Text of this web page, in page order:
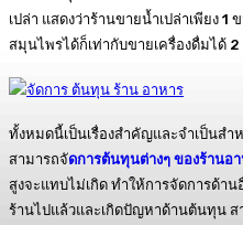
เปล่า แสดงว่าร้านขายน้ำเปล่าเพียง
สมุนไพรได้ก็เท่ากับขายเครื่องดื่มได้ 2
ทั้งหมดนี้เป็นเรื่องสำคัญและจำเป็นสำ
สามารถจัดการต้นทุนต่างๆ ของร้านอ
สูงจะแทบไม่เกิด ทำให้การจัดการด้า
ร้านไปแล้วและเกิดปัญหาด้านต้นทุน ส